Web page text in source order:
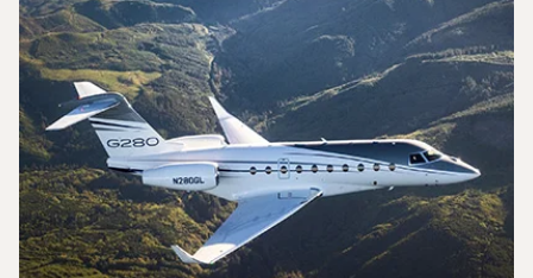
Prędkość (km/h) Prędkość (węzły)
Zasięg (km)
Zasięg (NM)